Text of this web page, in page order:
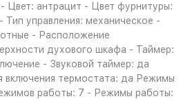
Цвет: антрацит - Цвет фурнитуры:
Тип управления: механическое -
- Расположение
духового шкафа - Таймер:
- Звуковой таймер: да
включения термостата: да Режимы
работы: 7 - Режимы работы: